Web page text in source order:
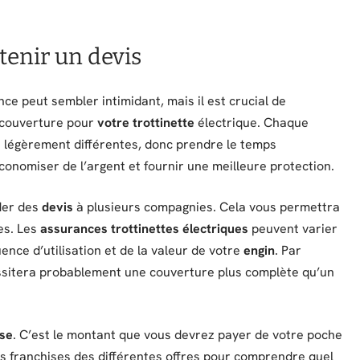
un devis
peut sembler intimidant, mais il est crucial de
pour votre trottinette électrique. Chaque
légèrement différentes, donc prendre le temps
de l’argent et fournir une meilleure protection.
des devis à plusieurs compagnies. Cela vous permettra
Les assurances trottinettes électriques peuvent varier
d’utilisation et de la valeur de votre engin. Par
probablement une couverture plus complète qu’un
. C’est le montant que vous devrez payer de votre poche
franchises des différentes offres pour comprendre quel